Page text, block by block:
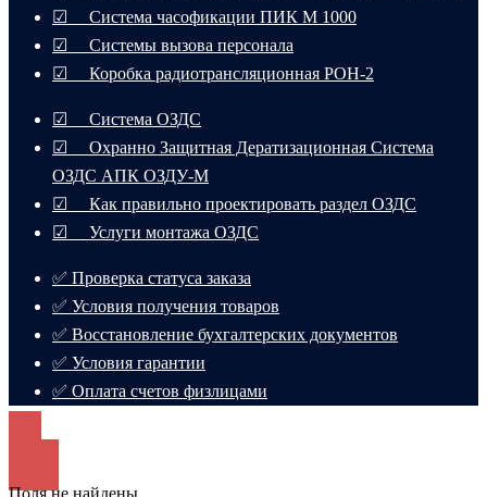
☑ Система часофикации ПИК М 1000
☑ Системы вызова персонала
☑ Коробка радиотрансляционная РОН-2
☑ Система ОЗДС
☑ Охранно Защитная Дератизационная Система
ОЗДС АПК ОЗДУ-М
☑ Как правильно проектировать раздел ОЗДС
☑ Услуги монтажа ОЗДС
✅ Проверка статуса заказа
✅ Условия получения товаров
✅ Восстановление бухгалтерских документов
✅ Условия гарантии
✅ Оплата счетов физлицами
Поля не найдены.